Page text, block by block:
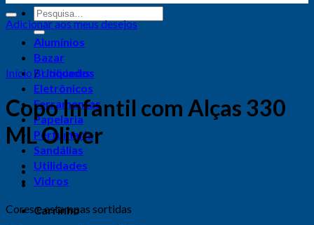
Alumínios
Bazar
Brinquedos
Eletrônicos
Ferramentas
Papelaria
Perfumaria
Sandálias
Utilidades
Vidros
Carrinho
Adicionar aos meus desejos
Início / Utilidades
Copo Infantil com Alças 330
ML Oliver
Cores e estampas sortidas